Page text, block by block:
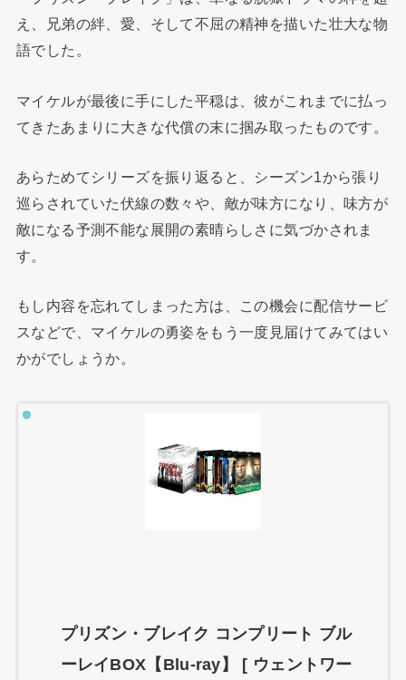
え、兄弟の絆、愛、そして不屈の精神を描いた壮大な物
語でした。
マイケルが最後に手にした平穏は、彼がこれまでに払っ
てきたあまりに大きな代償の末に掴み取ったものです。
あらためてシリーズを振り返ると、シーズン1から張り
巡らされていた伏線の数々や、敵が味方になり、味方が
敵になる予測不能な展開の素晴らしさに気づかされま
す。
もし内容を忘れてしまった方は、この機会に配信サービ
スなどで、マイケルの勇姿をもう一度見届けてみてはい
かがでしょうか。
プリズン・ブレイク コンプリート ブル
ーレイBOX【Blu-ray】 [ ウェントワー